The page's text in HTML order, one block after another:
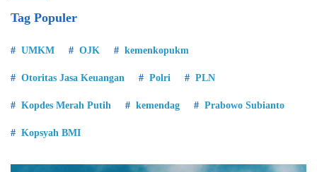
Tag Populer
UMKM OJK kemenkopukm
Otoritas Jasa Keuangan Polri PLN
Kopdes Merah Putih kemendag Prabowo Subianto
Kopsyah BMI